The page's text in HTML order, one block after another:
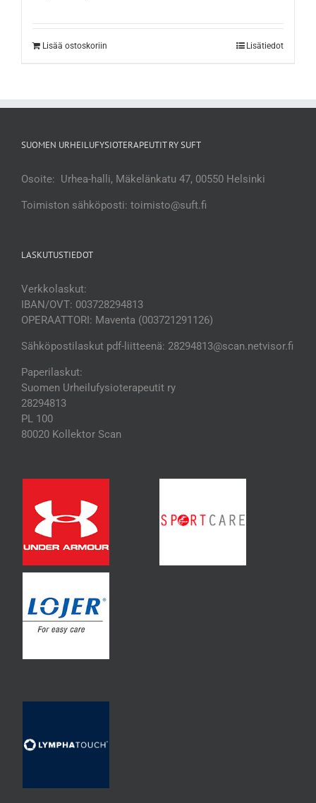
Lisää ostoskoriin Lisätiedot
SUOMEN URHEILUFYSIOTERAPEUTIT RY SUFT
Osoite: Urhea-halli, Mäkelänkatu 47, 00550 Helsinki
Toimiston sähköposti: toimisto@suft.fi
LASKUTUSTIEDOT
Verkkolaskut:
IBAN/OVT: 003728294813
OPERAATTORI: Maventa (003721291126)
Sähköpostilaskut pdf-liitteenä: 28294813@scan.netvisor.fi
Paperilaskut:
Suomen Urheilufysioterapeutit ry
28294813
PL 100
80020 Kollektor Scan